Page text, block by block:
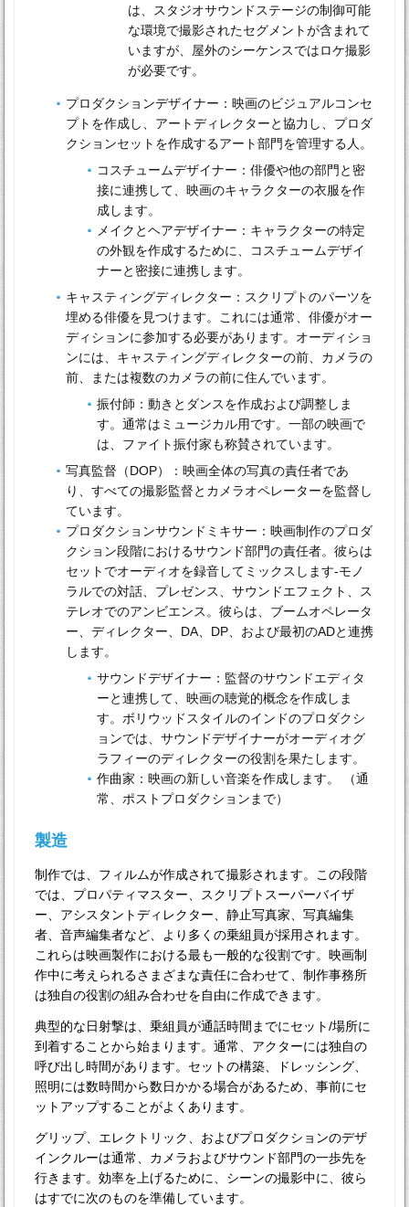
は、スタジオサウンドステージの制御可能
な環境で撮影されたセグメントが含まれて
いますが、屋外のシーケンスではロケ撮影
が必要です。
プロダクションデザイナー：映画のビジュアルコンセ
プトを作成し、アートディレクターと協力し、プロダ
クションセットを作成するアート部門を管理する人。
コスチュームデザイナー：俳優や他の部門と密
接に連携して、映画のキャラクターの衣服を作
成します。
メイクとヘアデザイナー：キャラクターの特定
の外観を作成するために、コスチュームデザイ
ナーと密接に連携します。
キャスティングディレクター：スクリプトのパーツを
埋める俳優を見つけます。これには通常、俳優がオー
ディションに参加する必要があります。オーディショ
ンには、キャスティングディレクターの前、カメラの
前、または複数のカメラの前に住んでいます。
振付師：動きとダンスを作成および調整しま
す。通常はミュージカル用です。一部の映画で
は、ファイト振付家も称賛されています。
写真監督（DOP）：映画全体の写真の責任者であ
り、すべての撮影監督とカメラオペレーターを監督し
ています。
プロダクションサウンドミキサー：映画制作のプロダ
クション段階におけるサウンド部門の責任者。彼らは
セットでオーディオを録音してミックスします-モノ
ラルでの対話、プレゼンス、サウンドエフェクト、ス
テレオでのアンビエンス。彼らは、ブームオペレータ
ー、ディレクター、DA、DP、および最初のADと連携
します。
サウンドデザイナー：監督​​のサウンドエディタ
ーと連携して、映画の聴覚的概念を作成しま
す。ボリウッドスタイルのインドのプロダクシ
ョンでは、サウンドデザイナーがオーディオグ
ラフィーのディレクターの役割を果たします。
作曲家：映画の新しい音楽を作成します。 （通
常、ポストプロダクションまで）
製造
制作では、フィルムが作成されて撮影されます。この段階
では、プロパティマスター、スクリプトスーパーバイザ
ー、アシスタントディレクター、静止写真家、写真編集
者、音声編集者など、より多くの乗組員が採用されます。
これらは映画製作における最も一般的な役割です。映画制
作中に考えられるさまざまな責任に合わせて、制作事務所
は独自の役割の組み合わせを自由に作成できます。
典型的な日射撃は、乗組員が通話時間までにセット/場所に
到着することから始まります。通常、アクターには独自の
呼び出し時間があります。セットの構築、ドレッシング、
照明には数時間から数日かかる場合があるため、事前にセ
ットアップすることがよくあります。
グリップ、エレクトリック、およびプロダクションのデザ
インクルーは通常、カメラおよびサウンド部門の一歩先を
行きます。効率を上げるために、シーンの撮影中に、彼ら
はすでに次のものを準備しています。